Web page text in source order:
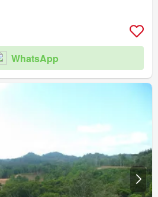
WhatsApp